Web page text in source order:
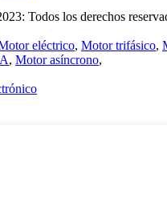
Todos los derechos
eléctrico, Motor trifásico,
, Motor asíncrono,